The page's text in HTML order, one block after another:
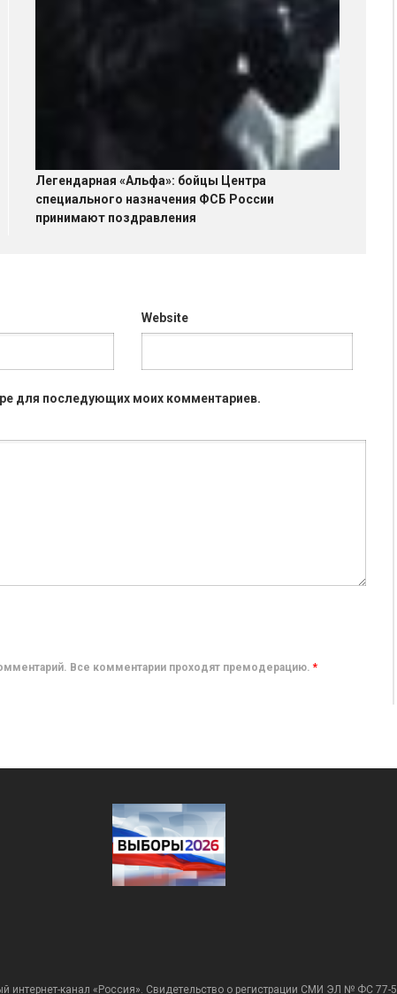
Легендарная «Альфа»: бойцы Центра
специального назначения ФСБ России
принимают поздравления
Website
для последующих моих комментариев.
Все комментарии проходят премодерацию. *
интернет-канал «Россия». Свидетельство о регистрации СМИ ЭЛ № ФС